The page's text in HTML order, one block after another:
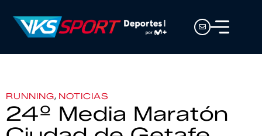
RUNNING, NOTICIAS
24º Media Maratón